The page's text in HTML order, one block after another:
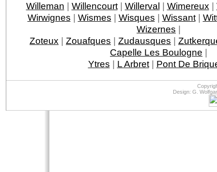
Willeman | Willencourt| Willerval | Wimereux |
Wirwignes | Wismes | Wisques | Wissant|
Wizernes |
Zoteux | Zouafques | Zudausques |
Capelle Les Boulogne |
Ytres | L Arbret| Pont De
Design: G.